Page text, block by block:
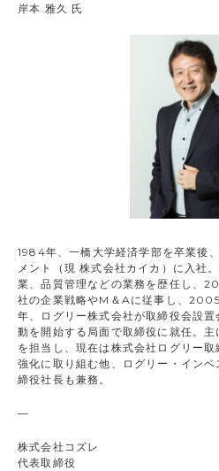
岸本 雅久 氏
1984年、一橋大学経済学部を卒業後
メント（現 株式会社カイカ）に入社
業、品質管理などの業務を歴任し、
社の企業戦略やM＆Aに従事し、
年、ログリー株式会社が取締役会設
動を開始する局面で取締役に就任。
を担当し、現在は株式会社ログリー
強化に取り組む他、ログリー・イン
締役社長も兼務。
—
株式会社コズレ
代表取締役